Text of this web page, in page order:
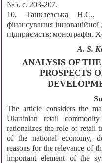
№5. с. 203-207.
10. Танклевська Н.С.,
фінансування інноваційної
підприємств: монографія.
A. S.
ANALYSIS OF
PROSPECTS
The article considers the
Ukrainian retail
rationalizes the role of retail
of the national economy,
reasons for the relevance of
important element of the